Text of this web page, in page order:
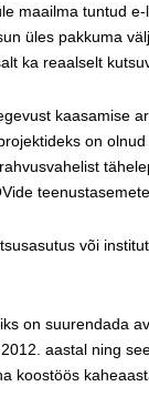
maailma tuntud
üles pakkuma
ka reaalselt
kaasamise
on
või
on suurendada
aastal ning
koostöös